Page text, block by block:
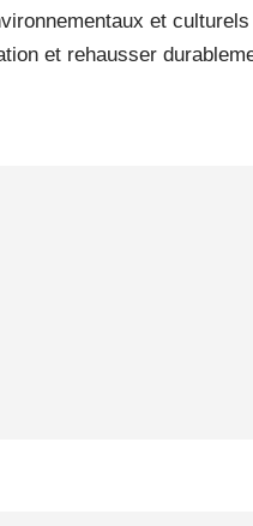
et
et rehausser